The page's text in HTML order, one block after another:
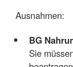
Ausnahmen:
BG
Sie